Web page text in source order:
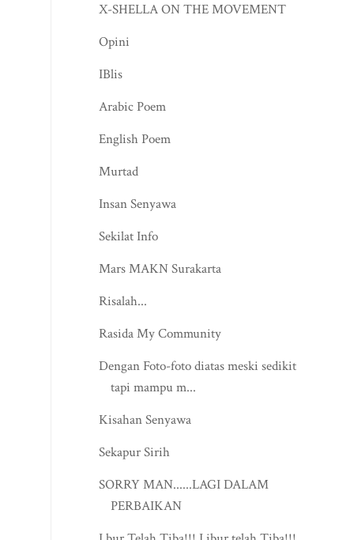
X-SHELLA ON THE MOVEMENT
Opini
IBlis
Arabic Poem
English Poem
Murtad
Insan Senyawa
Sekilat Info
Mars MAKN Surakarta
Risalah...
Rasida My Community
Dengan Foto-foto diatas meski sedikit
tapi mampu m...
Kisahan Senyawa
Sekapur Sirih
SORRY MAN......LAGI DALAM
PERBAIKAN